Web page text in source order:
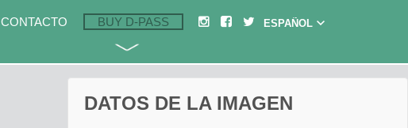
CONTACTO
BUY D-PASS
DATOS DE LA IMAGEN